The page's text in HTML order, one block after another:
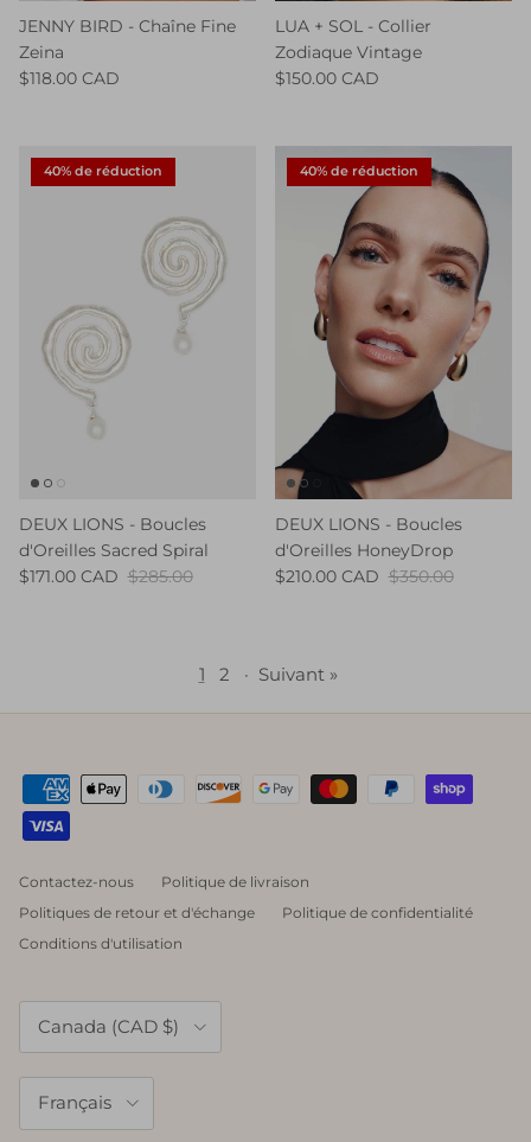
JENNY BIRD - Chaîne Fine
Zeina
$118.00 CAD
LUA + SOL - Collier
Zodiaque Vintage
$150.00 CAD
40% de réduction
DEUX LIONS - Boucles
d'Oreilles Sacred Spiral
$171.00 CAD $285.00
40% de réduction
DEUX LIONS - Boucles
d'Oreilles HoneyDrop
$210.00 CAD $350.00
1 2 · Suivant »
Contactez-nous
Politique de livraison
Politiques de retour et d'échange
Politique de confidentialité
Conditions d'utilisation
Pays
Canada (CAD $)
Français